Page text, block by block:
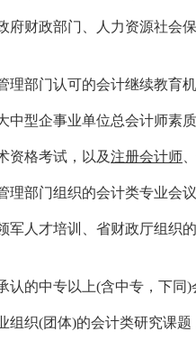
府财政部门、人力资源社会
理部门认可的会计继续教育
中型企事业单位总会计师素
资格考试，以及注册会计师
理部门组织的会计类专业会
军人才培训、省财政厅组织
认的中专以上(含中专，下同
组织(团体)的会计类研究课